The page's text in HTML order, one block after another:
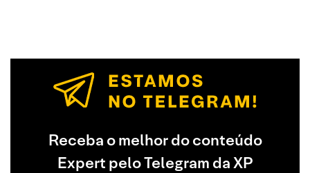
Receba o melhor do conteúdo
Expert pelo Telegram da XP